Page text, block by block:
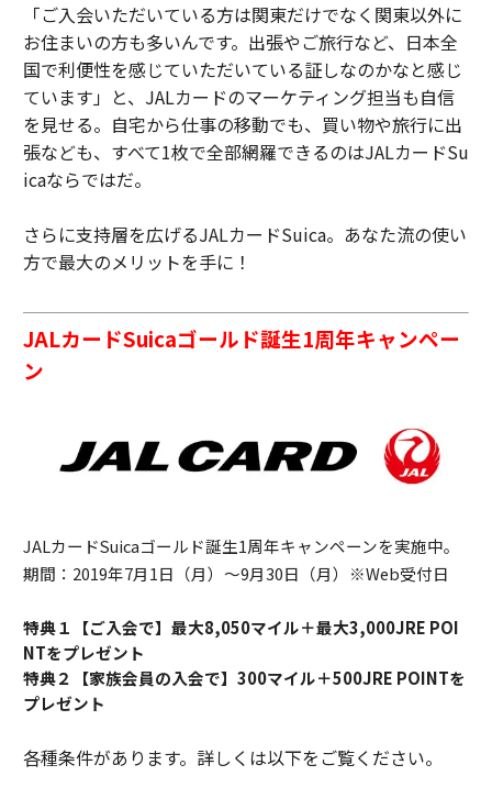
「ご入会いただいている方は関東だけでなく関東以外に
お住まいの方も多いんです。出張やご旅行など、日本全
国で利便性を感じていただいている証しなのかなと感じ
ています」と、JALカードのマーケティング担当も自信
を見せる。自宅から仕事の移動でも、買い物や旅行に出
張なども、すべて1枚で全部網羅できるのはJALカードSu
icaならではだ。
さらに支持層を広げるJALカードSuica。あなた流の使い
方で最大のメリットを手に！
JALカードSuicaゴールド誕生1周年キャンペー
ン
JALカードSuicaゴールド誕生1周年キャンペーンを実施中。
期間：2019年7月1日（月）〜9月30日（月）※Web受付日
特典１【ご入会で】最大8,050マイル＋最大3,000JRE POI
NTをプレゼント
特典２【家族会員の入会で】300マイル＋500JRE POINTを
プレゼント
各種条件があります。詳しくは以下をご覧ください。